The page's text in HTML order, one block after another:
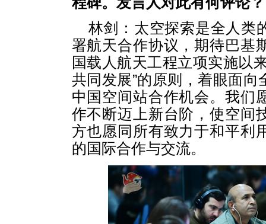
林剑：太空探索是全人类
署航天合作协议，期待巴基
国载人航天工程立项实施以
共同发展”的原则，着眼面
中国空间站合作机会。我们
作不断迈上新台阶，使空间
方也愿同所有致力于和平利
的国际合作与交流。